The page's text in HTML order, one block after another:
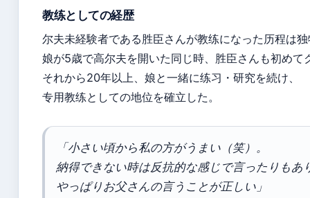
教练としての経歴
尔夫未経験者である胜臣さんが教练になった历程は
娘が5歳で高尔夫を開いた同じ時、胜臣さんも初めて
それから20年以上、娘と一緒に练习・研究を続け、
专用教练としての地位を確立した。
「小さい頃から私の方がうまい（笑）。
納得できない時は反抗的な感じで言ったりもあ
やっぱりお父さんの言うことが正しい」